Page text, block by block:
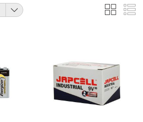
Anzeigen
als
Liste